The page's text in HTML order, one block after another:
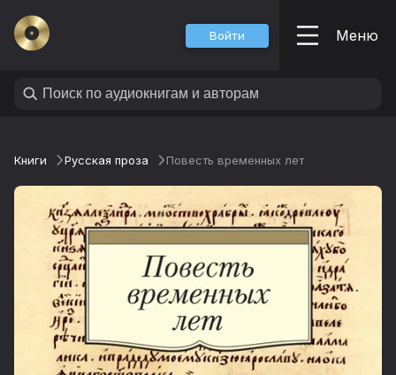
Войти Меню
Книги Русская проза Повесть временных лет